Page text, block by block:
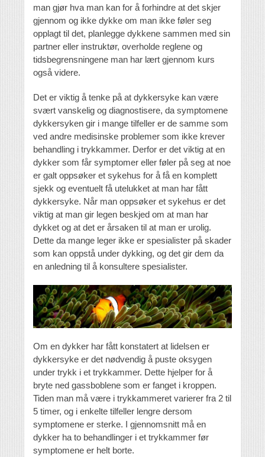
man gjør hva man kan for å forhindre at det skjer
gjennom og ikke dykke om man ikke føler seg
opplagt til det, planlegge dykkene sammen med sin
partner eller instruktør, overholde reglene og
tidsbegrensningene man har lært gjennom kurs
også videre.
Det er viktig å tenke på at dykkersyke kan være
svært vanskelig og diagnostisere, da symptomene
dykkersyken gir i mange tilfeller er de samme som
ved andre medisinske problemer som ikke krever
behandling i trykkammer. Derfor er det viktig at en
dykker som får symptomer eller føler på seg at noe
er galt oppsøker et sykehus for å få en komplett
sjekk og eventuelt få utelukket at man har fått
dykkersyke. Når man oppsøker et sykehus er det
viktig at man gir legen beskjed om at man har
dykket og at det er årsaken til at man er urolig.
Dette da mange leger ikke er spesialister på skader
som kan oppstå under dykking, og det gir dem da
en anledning til å konsultere spesialister.
Om en dykker har fått konstatert at lidelsen er
dykkersyke er det nødvendig å puste oksygen
under trykk i et trykkammer. Dette hjelper for å
bryte ned gassboblene som er fanget i kroppen.
Tiden man må være i trykkammeret varierer fra 2 til
5 timer, og i enkelte tilfeller lengre dersom
symptomene er sterke. I gjennomsnitt må en
dykker ha to behandlinger i et trykkammer før
symptomene er helt borte.